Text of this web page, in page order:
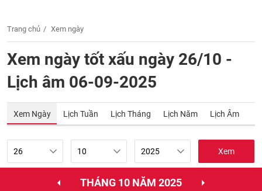
Trang chủ Xem ngày
Xem ngày tốt xấu ngày 26/10 -
Lịch âm 06-09-2025
Xem Ngày Lịch Tuần Lịch Tháng Lịch Năm Lịch Âm
Xem
THÁNG 10 NĂM 2025